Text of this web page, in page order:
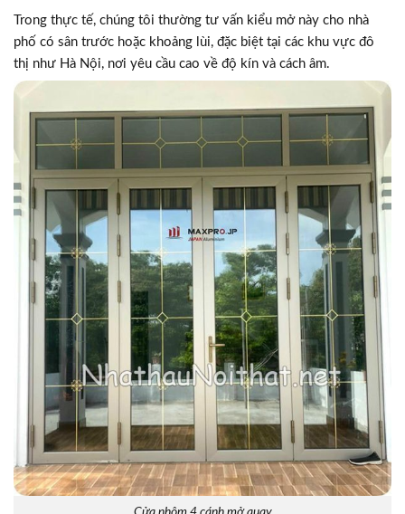
Trong thực tế, chúng tôi thường tư vấn kiểu mở này cho nhà
phố có sân trước hoặc khoảng lùi, đặc biệt tại các khu vực đô
thị như Hà Nội, nơi yêu cầu cao về độ kín và cách âm.